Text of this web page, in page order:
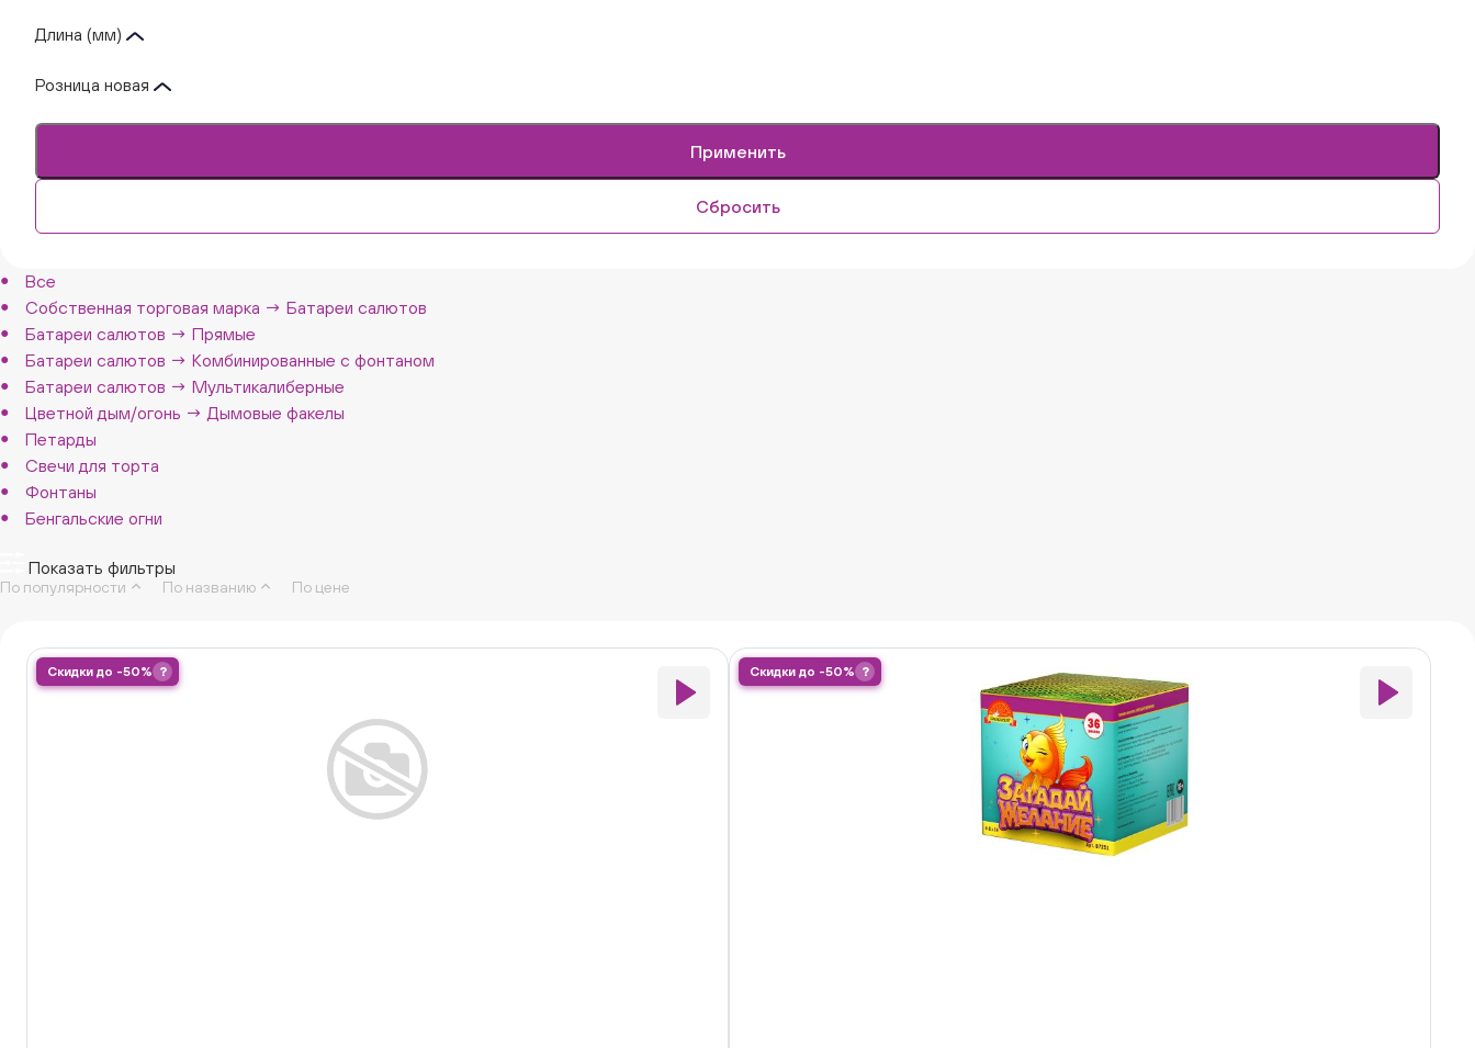
Длина (мм)
Розница новая
Все
Собственная торговая марка → Батареи салютов
Батареи салютов → Прямые
Батареи салютов → Комбинированные с фонтаном
Батареи салютов → Мультикалиберные
Цветной дым/огонь → Дымовые факелы
Петарды
Свечи для торта
Фонтаны
Бенгальские огни
Показать фильтры
По популярности По названию По цене
Скидки до -50% ? Скидки до -50% ?